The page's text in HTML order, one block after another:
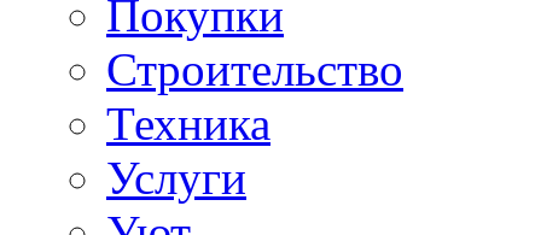
Покупки
Строительство
Техника
Услуги